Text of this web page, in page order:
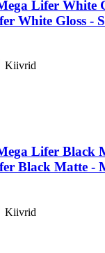
Lifer White
White Gloss - S
Kiivrid
Lifer Black
Black Matte -
Kiivrid